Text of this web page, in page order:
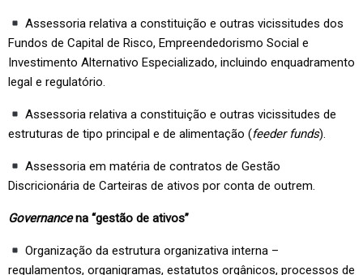
Assessoria relativa a constituição e outras vicissitudes dos
Fundos de Capital de Risco, Empreendedorismo Social e
Investimento Alternativo Especializado, incluindo enquadramento
legal e regulatório.
Assessoria relativa a constituição e outras vicissitudes de
estruturas de tipo principal e de alimentação (feeder funds).
Assessoria em matéria de contratos de Gestão
Discricionária de Carteiras de ativos por conta de outrem.
Governancena “gestão de ativos”
Organização da estrutura organizativa interna –
regulamentos, organigramas, estatutos orgânicos, processos de